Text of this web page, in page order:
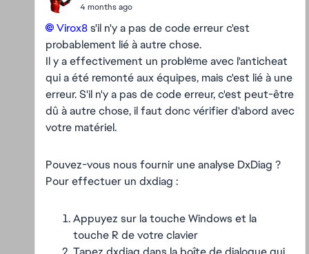
4 months ago
Virox8​s'il n'y a pas de code erreur c'est
probablement lié à autre chose.
Il y a effectivement un problème avec l'anticheat
qui a été remonté aux équipes, mais c'est lié à une
erreur. S'il n'y a pas de code erreur, c'est peut-être
dû à autre chose, il faut donc vérifier d'abord avec
votre matériel.
Pouvez-vous nous fournir une analyse DxDiag ?
Pour effectuer un dxdiag :
Appuyez sur la touche Windows et la
touche R de votre clavier